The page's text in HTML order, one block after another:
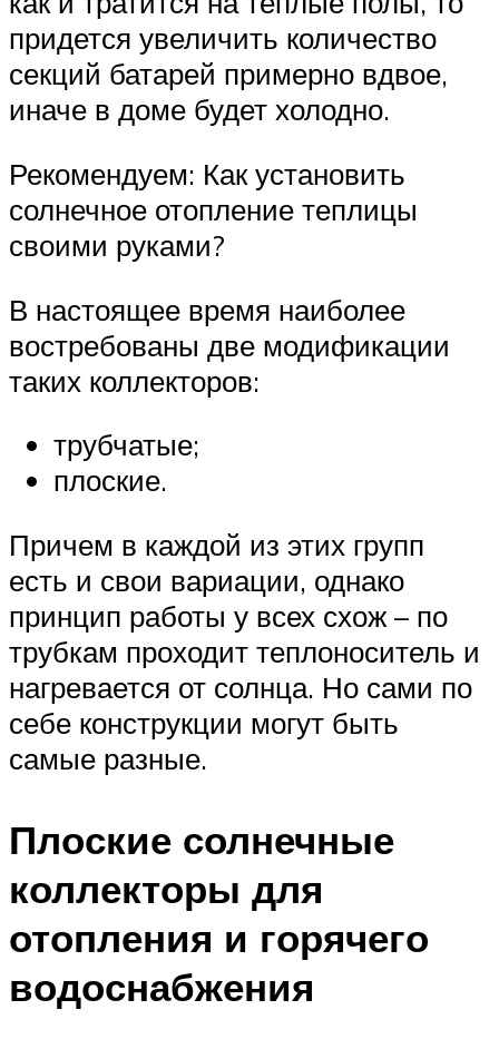
придется увеличить количество
секций батарей примерно вдвое,
иначе в доме будет холодно.
Рекомендуем: Как установить
солнечное отопление теплицы
своими руками?
В настоящее время наиболее
востребованы две модификации
таких коллекторов:
трубчатые;
плоские.
Причем в каждой из этих групп
есть и свои вариации, однако
принцип работы у всех схож – по
трубкам проходит теплоноситель и
нагревается от солнца. Но сами по
себе конструкции могут быть
самые разные.
Плоские солнечные
коллекторы для
отопления и горячего
водоснабжения